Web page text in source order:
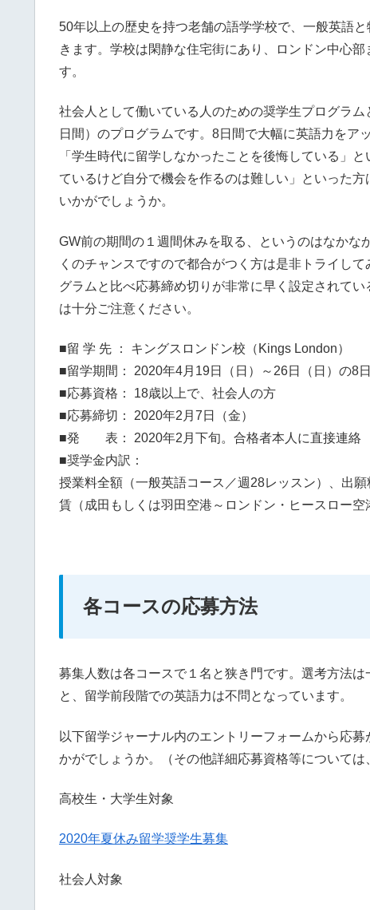
50年以上の歴史を持つ老舗の語学学校で、一般英語
きます。学校は閑静な住宅街にあり、ロンドン中心
す。
社会人として働いている人のための奨学生プログラ
日間）のプログラムです。8日間で大幅に英語力をア
「学生時代に留学しなかったことを後悔している」
ているけど自分で機会を作るのは難しい」といった
いかがでしょうか。
GW前の期間の１週間休みを取る、というのはなか
くのチャンスですので都合がつく方は是非トライし
グラムと比べ応募締め切りが非常に早く設定されて
は十分ご注意ください。
■留 学 先 ： キングスロンドン校（Kings London）
■留学期間： 2020年4月19日（日）～26日（日）の8
■応募資格： 18歳以上で、社会人の方
■応募締切： 2020年2月7日（金）
■発 表： 2020年2月下旬。合格者本人に直接連絡
■奨学金内訳：
授業料全額（一般英語コース／週28レッスン）、出
賃（成田もしくは羽田空港～ロンドン・ヒースロー
各コースの応募方法
募集人数は各コースで１名と狭き門です。選考方法
と、留学前段階での英語力は不問となっています。
以下留学ジャーナル内のエントリーフォームから応
かがでしょうか。（その他詳細応募資格等については
高校生・大学生対象
2020年夏休み留学奨学生募集
社会人対象